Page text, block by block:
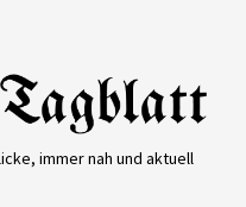
immer nah und aktuell